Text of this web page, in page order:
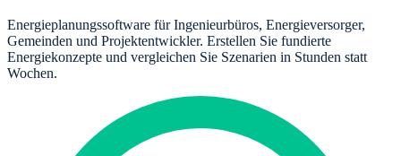
Energieplanungssoftware für Ingenieurbüros, Energieversorger,
Gemeinden und Projektentwickler. Erstellen Sie fundierte
Energiekonzepte und vergleichen Sie Szenarien in Stunden statt
Wochen.